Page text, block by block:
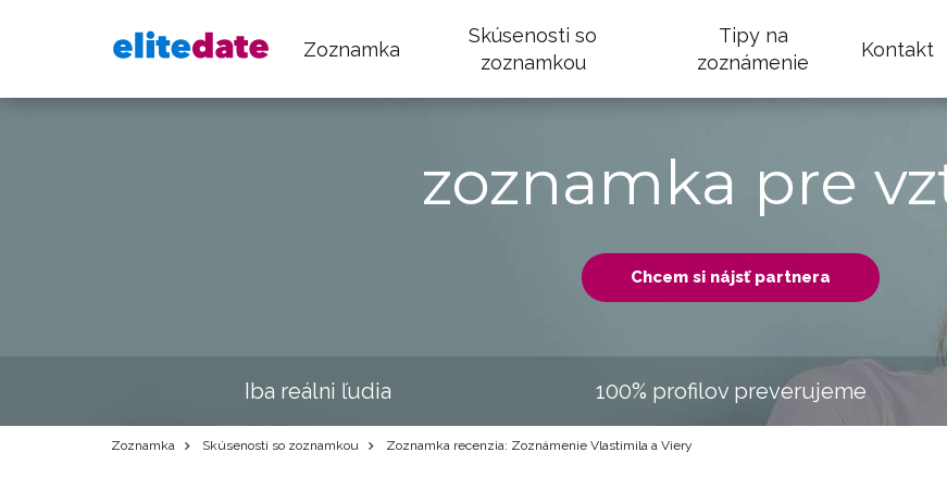
Zoznamka
Skúsenosti so
zoznamkou
Tipy na
zoznámenie
Kontakt
zoznamka pre
Chcem si nájsť partnera
Iba reálni ľudia 100% profilov preverujeme
Zoznamka Skúsenosti so zoznamkou Zoznamka recenzia: Zoznámenie Vlastimila a Viery